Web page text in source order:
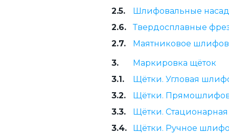
2.5.
Шлифовальные
2.6.
Твердосплавные
2.7.
Маятниковое
3.
Маркировка щёток
3.1.
Щётки. Угловая
3.2.
Щётки.
3.3.
Щётки.
3.4.
Щётки. Ручное